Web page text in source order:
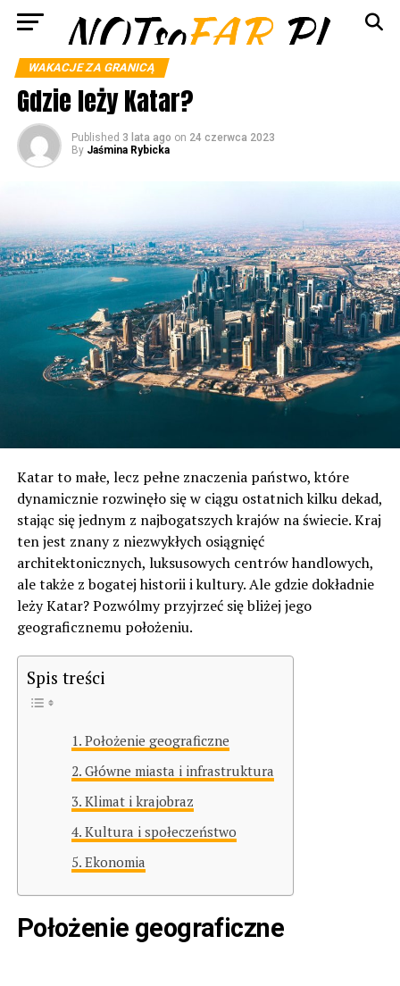
WAKACJE ZA GRANICĄ
Gdzie leży Katar?
Published 3 lata ago on 24 czerwca 2023
By Jaśmina Rybicka
Katar to małe, lecz pełne znaczenia państwo, które
dynamicznie rozwinęło się w ciągu ostatnich kilku dekad,
stając się jednym z najbogatszych krajów na świecie. Kraj
ten jest znany z niezwykłych osiągnięć
architektonicznych, luksusowych centrów handlowych,
ale także z bogatej historii i kultury. Ale gdzie dokładnie
leży Katar? Pozwólmy przyjrzeć się bliżej jego
geograficznemu położeniu.
Spis treści
Położenie geograficzne
Główne miasta i infrastruktura
Klimat i krajobraz
Kultura i społeczeństwo
Ekonomia
Położenie geograficzne